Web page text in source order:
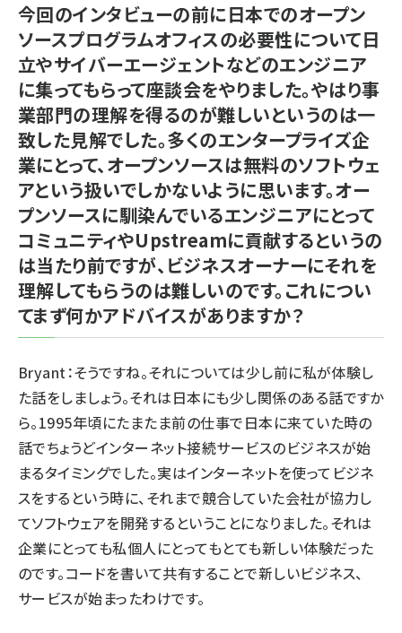
今回のインタビューの前に日本でのオープン
ソースプログラムオフィスの必要性について日
立やサイバーエージェントなどのエンジニア
に集ってもらって座談会をやりました。やはり事
業部門の理解を得るのが難しいというのは一
致した見解でした。多くのエンタープライズ企
業にとって、オープンソースは無料のソフトウェ
アという扱いでしかないように思います。オー
プンソースに馴染んでいるエンジニアにとって
コミュニティやUpstreamに貢献するというの
は当たり前ですが、ビジネスオーナーにそれを
理解してもらうのは難しいのです。これについ
てまず何かアドバイスがありますか？
Bryant：そうですね。それについては少し前に私が体験し
た話をしましょう。それは日本にも少し関係のある話ですか
ら。1995年頃にたまたま前の仕事で日本に来ていた時の
話でちょうどインターネット接続サービスのビジネスが始
まるタイミングでした。実はインターネットを使ってビジネ
スをするという時に、それまで競合していた会社が協力し
てソフトウェアを開発するということになりました。それは
企業にとっても私個人にとってもとても新しい体験だった
のです。コードを書いて共有することで新しいビジネス、
サービスが始まったわけです。